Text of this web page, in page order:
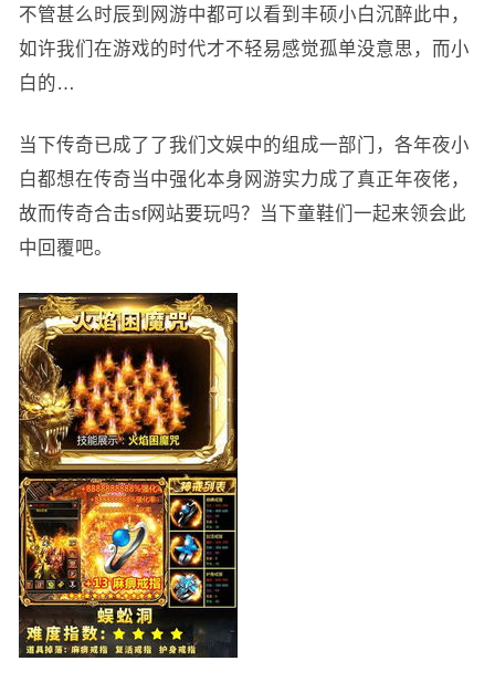
不管甚么时辰到网游中都可以看到丰硕小白沉醉此中，
如许我们在游戏的时代才不轻易感觉孤单没意思，而小
白的…
当下传奇已成了了我们文娱中的组成一部门，各年夜小
白都想在传奇当中强化本身网游实力成了真正年夜佬，
故而传奇合击sf网站要玩吗？当下童鞋们一起来领会此
中回覆吧。